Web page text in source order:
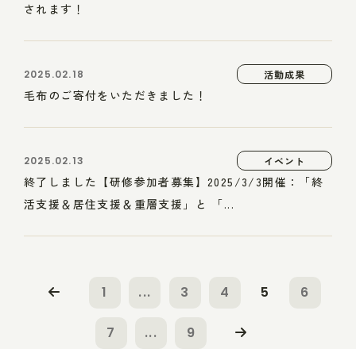
されます！
2025.02.18 活動成果
毛布のご寄付をいただきました！
2025.02.13 イベント
終了しました【研修参加者募集】2025/3/3開催：「終
活支援＆居住支援＆重層支援」と 「...
1 ... 3 4 5 6
7 ... 9